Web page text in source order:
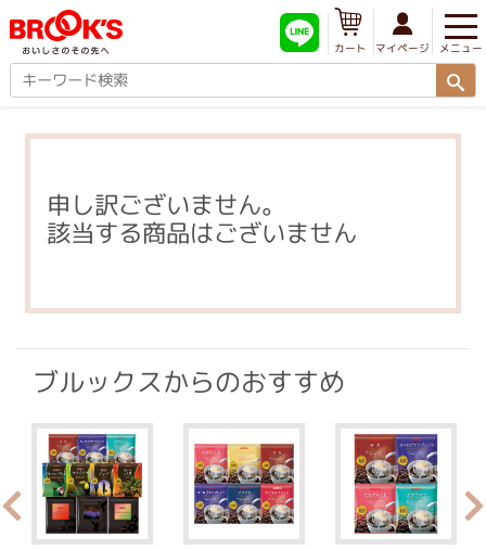
メニュー
マイページ
カート
申し訳ございません。
該当する商品はございません
ブルックスからのおすすめ